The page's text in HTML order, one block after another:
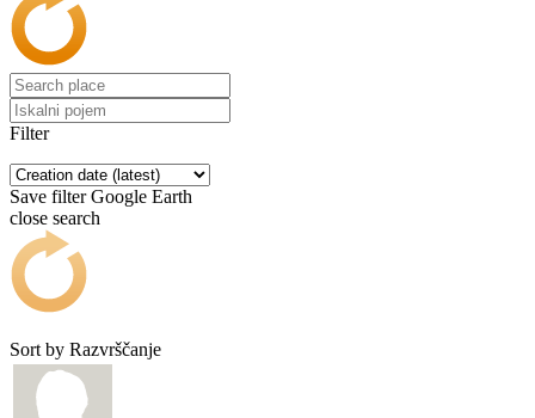
Filter
Save filter Google Earth
close search
Sort by Razvrščanje